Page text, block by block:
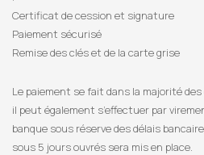
Certificat de cession et signature
Paiement sécurisé
Remise des clés et de la carte grise
Le paiement se fait dans la majorité
il peut également s’effectuer par
banque sous réserve des délais
sous 5 jours ouvrés sera mis en place.